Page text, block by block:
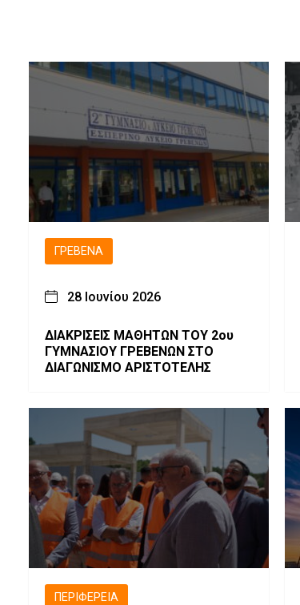
ΓΡΕΒΕΝΆ
28 Ιουνίου 2026
ΔΙΑΚΡΙΣΕΙΣ ΜΑΘΗΤΩΝ ΤΟΥ 2ου
ΓΥΜΝΑΣΙΟΥ ΓΡΕΒΕΝΩΝ ΣΤΟ
ΔΙΑΓΩΝΙΣΜΟ ΑΡΙΣΤΟΤΕΛΗΣ
ΠΕΡΙΦΈΡΕΙΑ